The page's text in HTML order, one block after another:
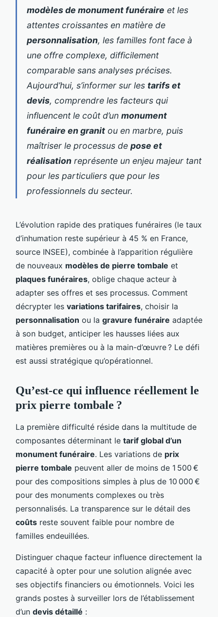
modèles de monument funéraire et les
attentes croissantes en matière de
personnalisation, les familles font face à
une offre complexe, difficilement
comparable sans analyses précises.
Aujourd’hui, s’informer sur les tarifs et
devis, comprendre les facteurs qui
influencent le coût d’un monument
funéraire en granit ou en marbre, puis
maîtriser le processus de pose et
réalisation représente un enjeu majeur tant
pour les particuliers que pour les
professionnels du secteur.
L’évolution rapide des pratiques funéraires (le taux
d’inhumation reste supérieur à 45 % en France,
source INSEE), combinée à l’apparition régulière
de nouveaux modèles de pierre tombale et
plaques funéraires, oblige chaque acteur à
adapter ses offres et ses processus. Comment
décrypter les variations tarifaires, choisir la
personnalisation ou la gravure funéraire adaptée
à son budget, anticiper les hausses liées aux
matières premières ou à la main-d’œuvre ? Le défi
est aussi stratégique qu’opérationnel.
Qu’est-ce qui influence réellement le
prix pierre tombale ?
La première difficulté réside dans la multitude de
composantes déterminant le tarif global d’un
monument funéraire. Les variations de prix
pierre tombale peuvent aller de moins de 1 500 €
pour des compositions simples à plus de 10 000 €
pour des monuments complexes ou très
personnalisés. La transparence sur le détail des
coûts reste souvent faible pour nombre de
familles endeuillées.
Distinguer chaque facteur influence directement la
capacité à opter pour une solution alignée avec
ses objectifs financiers ou émotionnels. Voici les
grands postes à surveiller lors de l’établissement
d’un devis détaillé :